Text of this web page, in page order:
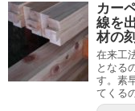
カー
線を
材の
在来工
となる
す。素
てくる